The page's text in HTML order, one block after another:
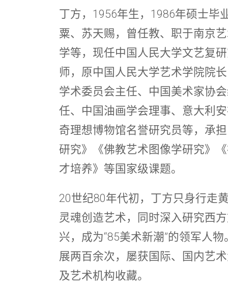
丁方，1956年生，1986年硕士毕
粟、苏天赐，曾任教、职于南京
学等，现任中国人民大学文艺复
师，原中国人民大学艺术学院院
学术委员会主任、中国美术家协
任、中国油画学会理事、意大利
奇理想博物馆名誉研究员等，承
研究》《佛教艺术图像学研究》
才培养》等国家级课题。
20世纪80年代初，丁方只身行走
灵魂创造艺术，同时深入研究西
兴，成为“85美术新潮”的领军人
展两百余次，屡获国际、国内艺
及艺术机构收藏。